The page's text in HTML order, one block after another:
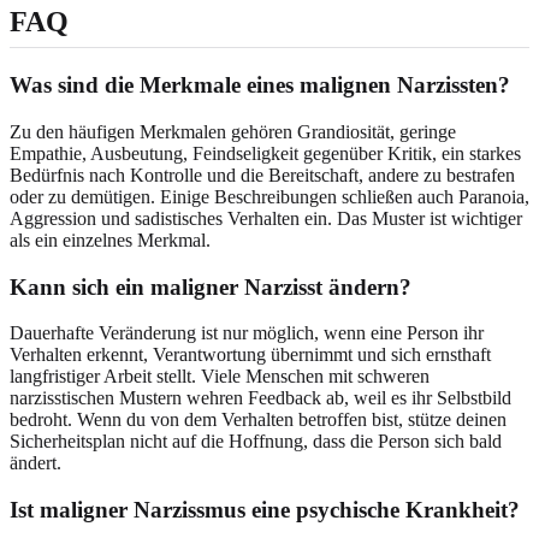
FAQ
Was sind die Merkmale eines malignen Narzissten?
Zu den häufigen Merkmalen gehören Grandiosität, geringe
Empathie, Ausbeutung, Feindseligkeit gegenüber Kritik, ein starkes
Bedürfnis nach Kontrolle und die Bereitschaft, andere zu bestrafen
oder zu demütigen. Einige Beschreibungen schließen auch Paranoia,
Aggression und sadistisches Verhalten ein. Das Muster ist wichtiger
als ein einzelnes Merkmal.
Kann sich ein maligner Narzisst ändern?
Dauerhafte Veränderung ist nur möglich, wenn eine Person ihr
Verhalten erkennt, Verantwortung übernimmt und sich ernsthaft
langfristiger Arbeit stellt. Viele Menschen mit schweren
narzisstischen Mustern wehren Feedback ab, weil es ihr Selbstbild
bedroht. Wenn du von dem Verhalten betroffen bist, stütze deinen
Sicherheitsplan nicht auf die Hoffnung, dass die Person sich bald
ändert.
Ist maligner Narzissmus eine psychische Krankheit?